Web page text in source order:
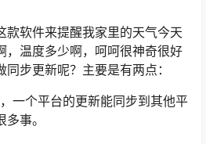
款软件来提醒我家里的天气今天
，温度多少啊，呵呵很神奇很好
步更新呢？主要是有两点：
一个平台的更新能同步到其他平
事。